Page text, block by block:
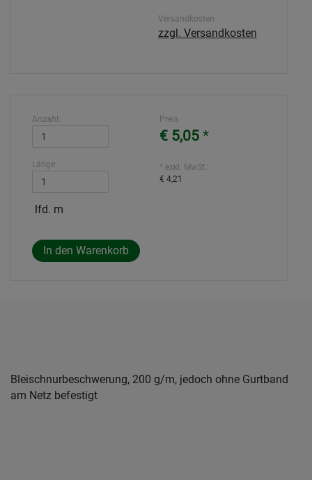
Versandkosten
zzgl. Versandkosten
Anzahl:
Länge:
lfd. m
Preis
€ 5,05 *
* exkl. MwSt.:
€ 4,21
Bleischnurbeschwerung, 200 g/m, jedoch ohne Gurtband
am Netz befestigt